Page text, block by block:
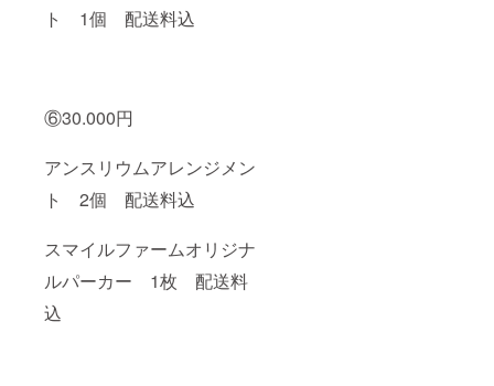
ト 1個 配送料込
⑥30.000円
アンスリウムアレンジメン
ト 2個 配送料込
スマイルファームオリジナ
ルパーカー 1枚 配送料
込